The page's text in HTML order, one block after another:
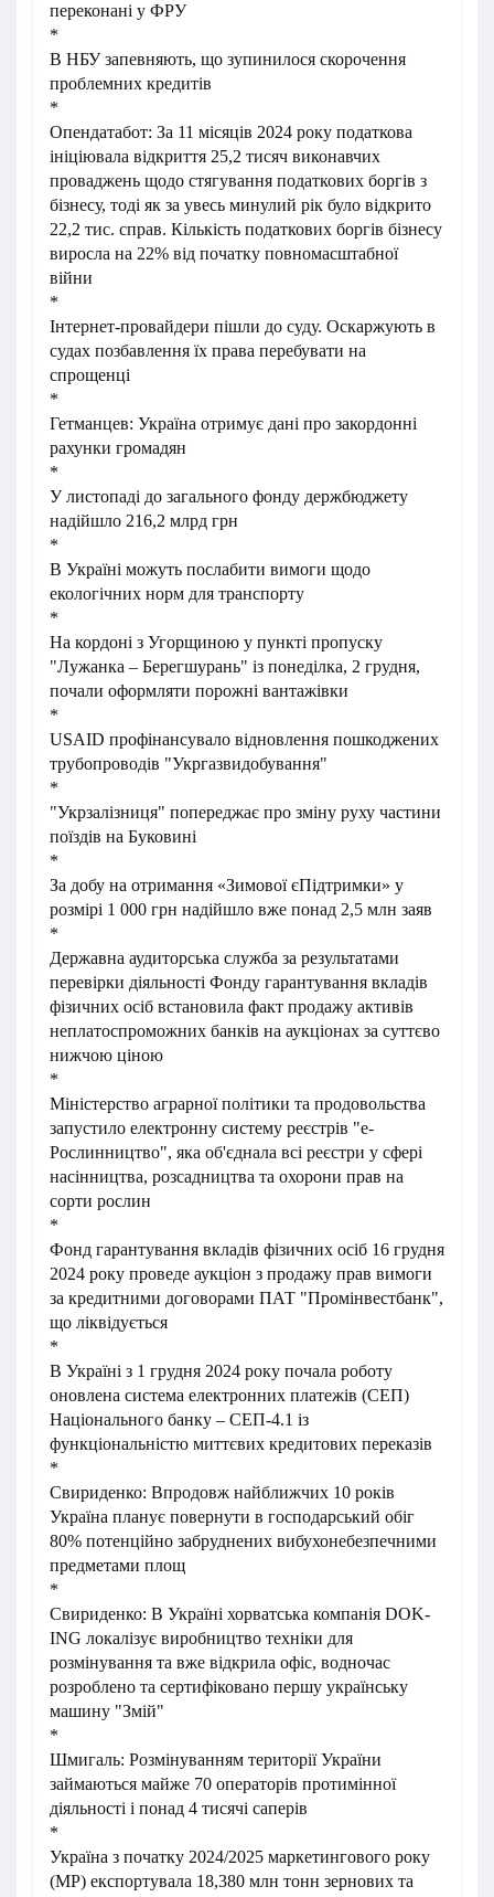
переконані у ФРУ
*
В НБУ запевняють, що зупинилося скорочення
проблемних кредитів
*
Опендатабот: За 11 місяців 2024 року податкова
ініціювала відкриття 25,2 тисяч виконавчих
проваджень щодо стягування податкових боргів з
бізнесу, тоді як за увесь минулий рік було відкрито
22,2 тис. справ. Кількість податкових боргів бізнесу
виросла на 22% від початку повномасштабної
війни
*
Інтернет-провайдери пішли до суду. Оскаржують в
судах позбавлення їх права перебувати на
спрощенці
*
Гетманцев: Україна отримує дані про закордонні
рахунки громадян
*
У листопаді до загального фонду держбюджету
надійшло 216,2 млрд грн
*
В Україні можуть послабити вимоги щодо
екологічних норм для транспорту
*
На кордоні з Угорщиною у пункті пропуску
"Лужанка – Берегшурань" із понеділка, 2 грудня,
почали оформляти порожні вантажівки
*
USAID профінансувало відновлення пошкоджених
трубопроводів "Укргазвидобування"
*
"Укрзалізниця" попереджає про зміну руху частини
поїздів на Буковині
*
За добу на отримання «Зимової єПідтримки» у
розмірі 1 000 грн надійшло вже понад 2,5 млн заяв
*
Державна аудиторська служба за результатами
перевірки діяльності Фонду гарантування вкладів
фізичних осіб встановила факт продажу активів
неплатоспроможних банків на аукціонах за суттєво
нижчою ціною
*
Міністерство аграрної політики та продовольства
запустило електронну систему реєстрів "е-
Рослинництво", яка об'єднала всі реєстри у сфері
насінництва, розсадництва та охорони прав на
сорти рослин
*
Фонд гарантування вкладів фізичних осіб 16 грудня
2024 року проведе аукціон з продажу прав вимоги
за кредитними договорами ПАТ "Промінвестбанк",
що ліквідується
*
В Україні з 1 грудня 2024 року почала роботу
оновлена система електронних платежів (СЕП)
Національного банку – СЕП-4.1 із
функціональністю миттєвих кредитових переказів
*
Свириденко: Впродовж найближчих 10 років
Україна планує повернути в господарський обіг
80% потенційно забруднених вибухонебезпечними
предметами площ
*
Свириденко: В Україні хорватська компанія DOK-
ING локалізує виробництво техніки для
розмінування та вже відкрила офіс, водночас
розроблено та сертифіковано першу українську
машину "Змій"
*
Шмигаль: Розмінуванням території України
займаються майже 70 операторів протимінної
діяльності і понад 4 тисячі саперів
*
Україна з початку 2024/2025 маркетингового року
(МР) експортувала 18,380 млн тонн зернових та